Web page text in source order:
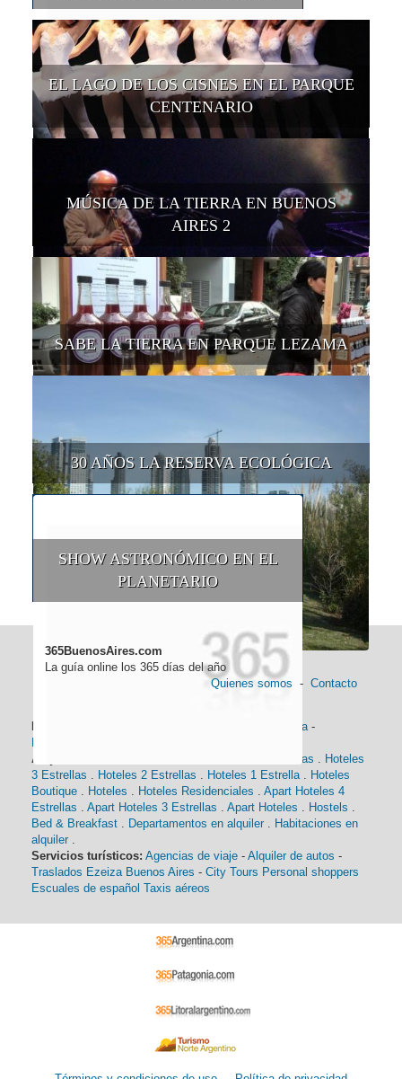
EL LAGO DE LOS CISNES EN EL PARQUE
CENTENARIO
MÚSICA DE LA TIERRA EN BUENOS
AIRES 2
SABE LA TIERRA EN PARQUE LEZAMA
30 AÑOS LA RESERVA ECOLÓGICA
SHOW ASTRONÓMICO EN EL
PLANETARIO
365BuenosAires.com
La guía online los 365 días del año
Quienes somos - Contacto
Historia-
Alojamiento:
Hoteles 4 Estrellas . Hoteles
3 Estrellas . Hoteles 2 Estrellas . Hoteles 1 Estrella. Hoteles
Boutique . Hoteles . Hoteles Residenciales . Apart Hoteles 4
Estrellas . Apart Hoteles 3 Estrellas . Apart Hoteles . Hostels .
Bed & Breakfast . Departamentos en alquiler . Habitaciones en
alquiler .
Servicios turísticos: Agencias de viaje - Alquiler de autos -
Traslados Ezeiza Buenos Aires - City Tours Personal shoppers
Escuales de español Taxis aéreos